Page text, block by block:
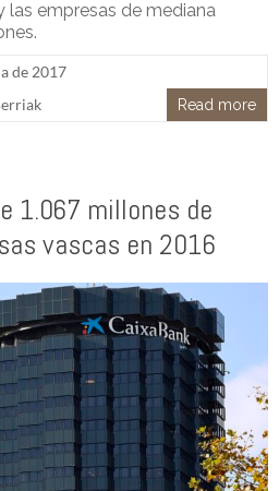
las empresas de mediana
de 2017
Read more
1.067 millones de
vascas en 2016